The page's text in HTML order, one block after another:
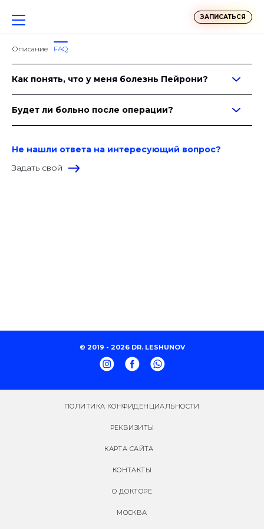
ЗАПИСАТЬСЯ
Описание FAQ
Как понять, что у меня болезнь Пейрони?
Будет ли больно после операции?
Не нашли ответа на интересующий вопрос?
Задать свой
© 2019 - 2026 DR. LESHUNOV
ПОЛИТИКА КОНФИДЕНЦИАЛЬНОСТИ
РЕКВИЗИТЫ
КАРТА САЙТА
КОНТАКТЫ
О ДОКТОРЕ
МОСКВА